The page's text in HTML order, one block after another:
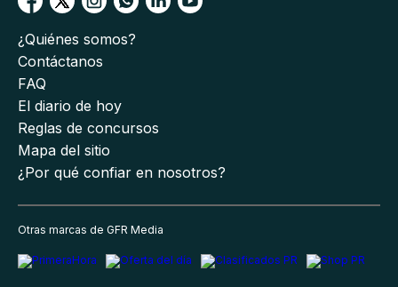
¿Quiénes somos?
Contáctanos
FAQ
El diario de hoy
Reglas de concursos
Mapa del sitio
¿Por qué confiar en nosotros?
Otras marcas de GFR Media